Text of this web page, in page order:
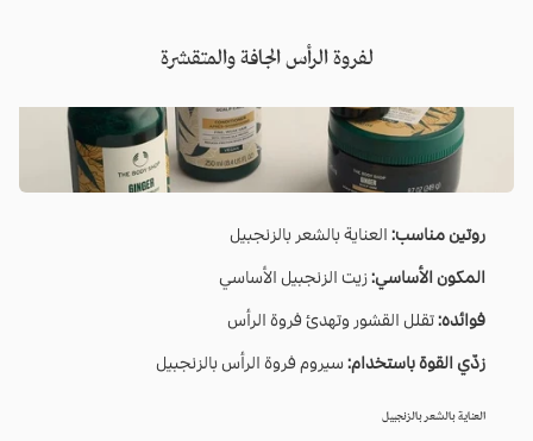
لفروة الرأس الجافة والمتقشرة
روتين مناسب: العناية بالشعر بالزنجبيل
المكون الأساسي:زيت الزنجبيل الأساسي
فوائده:تقلل القشور وتهدئ فروة الرأس
زدّي القوة باستخدام:سيروم فروة الرأس بالزنجبيل
العناية بالشعر بالزنجبيل